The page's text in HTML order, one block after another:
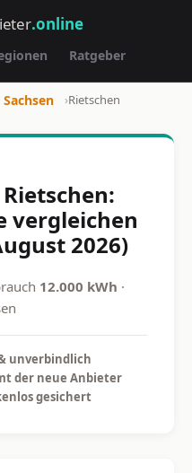
.online
Ratgeber
Sachsen ›Rietschen
vergleichen
2026)
12.000 kWh ·
unverbindlich
der neue Anbieter
gesichert